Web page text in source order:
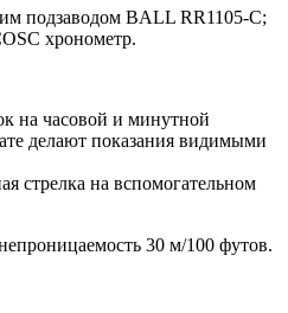
подзаводом BALL RR1105-C;
хронометр.
на часовой и минутной
делают показания видимыми
стрелка на вспомогательном
30 м/100 футов.